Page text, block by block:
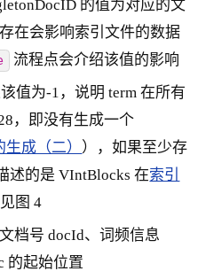
的值为对应的文
在会影响索引文件的数据
流程点会介绍该值的影响
值为-1，说明 term 在所有
，即没有生成一个
成（二） ），如果至少存
述的是 VIntBlocks 在索引
图 4
档号 docId、词频信息
的起始位置